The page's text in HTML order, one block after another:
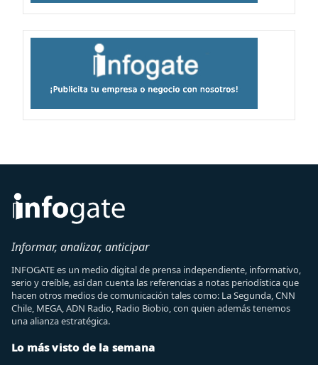
Informar, analizar, anticipar
INFOGATE es un medio digital de prensa independiente, informativo,
serio y creíble, así dan cuenta las referencias a notas periodística que
hacen otros medios de comunicación tales como: La Segunda, CNN
Chile, MEGA, ADN Radio, Radio Biobio, con quien además tenemos
una alianza estratégica.
Lo más visto de la semana